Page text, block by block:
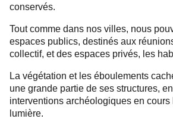
conservés.
Tout comme dans nos villes, nous
espaces publics, destinés aux
collectif, et des espaces privés, les
La végétation et les éboulements
une grande partie de ses structures,
interventions archéologiques en cours
lumière.